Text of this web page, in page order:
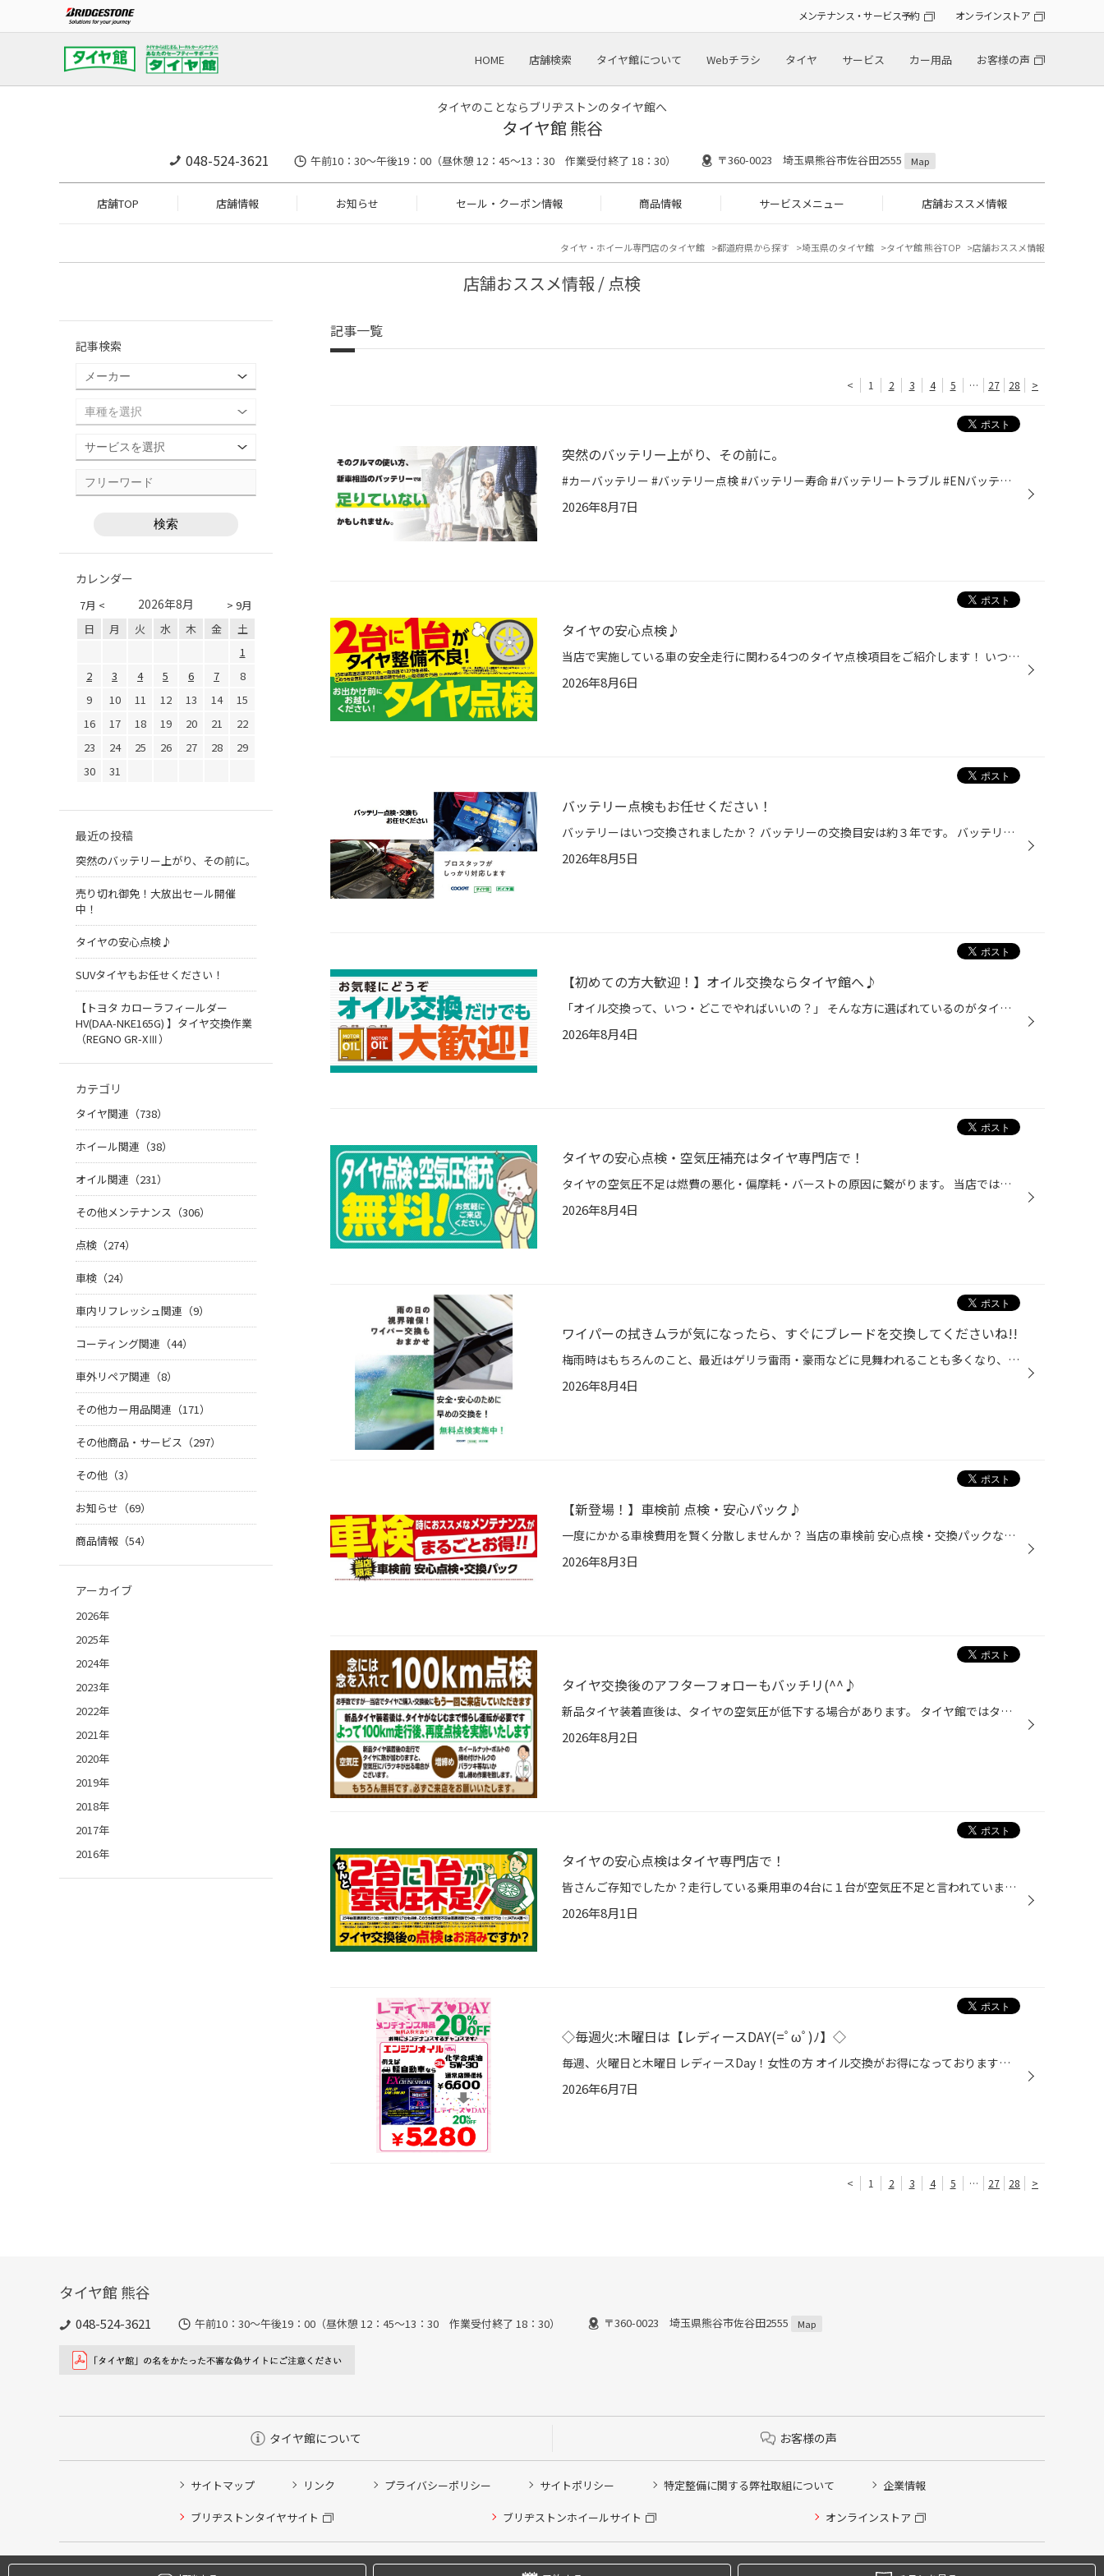
メンテナンス・サービス予約 オンラインストア
HOME 店舗検索 タイヤ館について Webチラシ タイヤ サービス カー用品 お客様の声
タイヤのことならブリヂストンのタイヤ館へ
タイヤ館 熊谷
048-524-3621 午前10：30～午後19：00（昼休憩 12：45～13：30 作業受付終了 18：30） 〒360-0023 埼玉県熊谷市佐谷田2555 Map
店舗TOP 店舗情報 お知らせ セール・クーポン情報 商品情報 サービスメニュー 店舗おススメ情報
タイヤ・ホイール専門店のタイヤ館 都道府県から探す 埼玉県のタイヤ館 タイヤ館 熊谷TOP 店舗おススメ情報
店舗おススメ情報 / 点検
記事一覧
< 1 2 3 4 5 … 27 28 >
突然のバッテリー上がり、その前に。
#カーバッテリー #バッテリー点検 #バッテリー寿命 #バッテリートラブル #ENバッテリー ＃ハイブリッド ＃アイドリングストップ #安全点検 #バッテリー上がりの原因
2026年8月7日
タイヤの安心点検♪
当店で実施している車の安全走行に関わる4つのタイヤ点検項目をご紹介します！ いつでも無料で点検させて頂きますのでお気軽にご来店ください(^^♪ WEBからの点検予約も承っておりますので是非ご利用ください！ WEB点検予約はこちら #スタッドレスタイヤ
2026年8月6日
バッテリー点検もお任せください！
バッテリーはいつ交換されましたか？ バッテリーの交換目安は約３年です。 バッテリーは前触れなく突然上がってしまう事も！ 特にハイブリットカーやアイドリングストップカーはバッテリーの負担が大きい為こまめな点検が大切です。この機会に早めの点検を！点検WEB予約も承っています。 是非ご利用...
2026年8月5日
【初めての方大歓迎！】オイル交換ならタイヤ館へ♪
「オイル交換って、いつ・どこでやればいいの？」 そんな方に選ばれているのがタイヤ館のエンジンオイル交換です(^^♪ タイヤ館ではクルマの状態をしっかり確認しながら、安心・丁寧な作業を行っています(*^^)v 年式・走行距離・使い方に応じて、当店スタッフが最適なオイルを分かりやすくご案内(^_-...
2026年8月4日
タイヤの安心点検・空気圧補充はタイヤ専門店で！
タイヤの空気圧不足は燃費の悪化・偏摩耗・バーストの原因に繋がります。 当店では無料のタイヤ安心点検・空気圧補充を実施中！ 5分～10分で点検・補充出来ちゃいます！もちろん無料です(*^^)v 店舗の近くにお出かけの際には是非お立ち寄りください。 ※店舗状況によってはお待ち頂く場合があります...
2026年8月4日
ワイパーの拭きムラが気になったら、すぐにブレードを交換してくださいね!!
梅雨時はもちろんのこと、最近はゲリラ雷雨・豪雨などに見舞われることも多くなり、降雨に対する備えはより重要になっています。もし降雨でワイパーを動かしたときに拭きムラができるなど拭雨性能の低下を感じたら、ぜひ早めに交換しましょう。当店では無料安全点検にてワイパーの状態も確認いたし...
2026年8月4日
【新登場！】車検前 点検・安心パック♪
一度にかかる車検費用を賢く分散しませんか？ 当店の車検前 安心点検・交換パックなら、車検時に交換を推奨される部品を車検前のタイミングにお得なパックで交換しておくことで車検時の費用負担を軽減できます！ パックなら店頭単品合計価格から最大15,580円お得になります(^^♪
2026年8月3日
タイヤ交換後のアフターフォローもバッチリ(^^♪
新品タイヤ装着直後は、タイヤの空気圧が低下する場合があります。 タイヤ館ではタイヤをご購入されたお客さまへ100km走行をめどに空気圧点検とあわせてホイールナットの再確認(増し締め)を無料でご案内させていただきます。 タイヤ専門店だからこそ、お客様の安全・安心を第一に、そしてタイヤ長持...
2026年8月2日
タイヤの安心点検はタイヤ専門店で！
皆さんご存知でしたか？走行している乗用車の4台に１台が空気圧不足と言われています。空気圧が不足したままの走行は燃費の悪化、パンク・事故の原因にも繋がります。 また、タイヤの長持ちの秘訣は“適正空気圧”に保つことが大切です。 タイヤ館ではタイヤの安心点検をいつでも無料で実施しておりま...
2026年8月1日
◇毎週火:木曜日は【レディースDAY(=ﾟωﾟ)ﾉ】◇
毎週、火曜日と木曜日 レディースDay！女性の方 オイル交換がお得になっております☆ 男性の方は、女性とご一緒にご来店していただければ、 レディース価格になる、とってもお得な曜日となっております☆☆♪ お車の点検も無料点検出来ますので、ご都合がつく方は、 火曜日、木曜日‼︎是非 ご来店下さい。
2026年6月7日
< 1 2 3 4 5 … 27 28 >
記事検索
カレンダー
7月 < > 9月
2026年8月
日 月 火 水 木 金
土
1
2
3 4 5 6 7
8
9
10 11 12 13 14
15
16
17 18 19 20 21
22
23
24 25 26 27 28
29
30
31
最近の投稿
突然のバッテリー上がり、その前に。
売り切れ御免！大放出セール開催
中！
タイヤの安心点検♪
SUVタイヤもお任せください！
【トヨタ カローラフィールダー
HV(DAA-NKE165G) 】タイヤ交換作業
（REGNO GR-XⅢ）
カテゴリ
タイヤ関連（738）
ホイール関連（38）
オイル関連（231）
その他メンテナンス（306）
点検（274）
車検（24）
車内リフレッシュ関連（9）
コーティング関連（44）
車外リペア関連（8）
その他カー用品関連（171）
その他商品・サービス（297）
その他（3）
お知らせ（69）
商品情報（54）
アーカイブ
2026年
2025年
2024年
2023年
2022年
2021年
2020年
2019年
2018年
2017年
2016年
タイヤ館 熊谷
048-524-3621 午前10：30～午後19：00（昼休憩 12：45～13：30 作業受付終了 18：30） 〒360-0023 埼玉県熊谷市佐谷田2555 Map
タイヤ館について お客様の声
サイトマップ リンク プライバシーポリシー サイトポリシー 特定整備に関する弊社取組について 企業情報
ブリヂストンタイヤサイト ブリヂストンホイールサイト オンラインストア
Copyright © 2024 Bridgestone Retail Co.,Ltd. All rights Reserved.
タイヤ点検・安全点検/タイヤ履き替え/オイル交換/その他ピット作業の予約
クローク契約会員専用タイヤ履き替え※タイヤ履き替えを希望のクローク契約会員の方はこちらを選択ください
本日のタイヤ履き替え順番待ち予約 ※クローク契約会員の方はご利用いただけません